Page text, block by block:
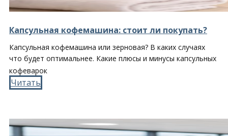
Капсульная кофемашина: стоит ли покупать?
Капсульная кофемашина или зерновая? В каких случаях
что будет оптимальнее. Какие плюсы и минусы капсульных
кофеварок
Читать​